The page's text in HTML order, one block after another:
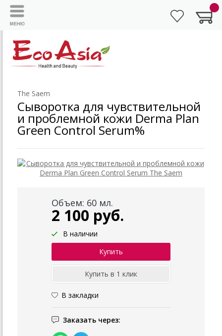
The Saem
Сыворотка для чувствительной
и проблемной кожи Derma Plan
Green Control Serum%
Объем: 60 мл.
2 100 руб.
В наличии
В закладки
Заказать через: